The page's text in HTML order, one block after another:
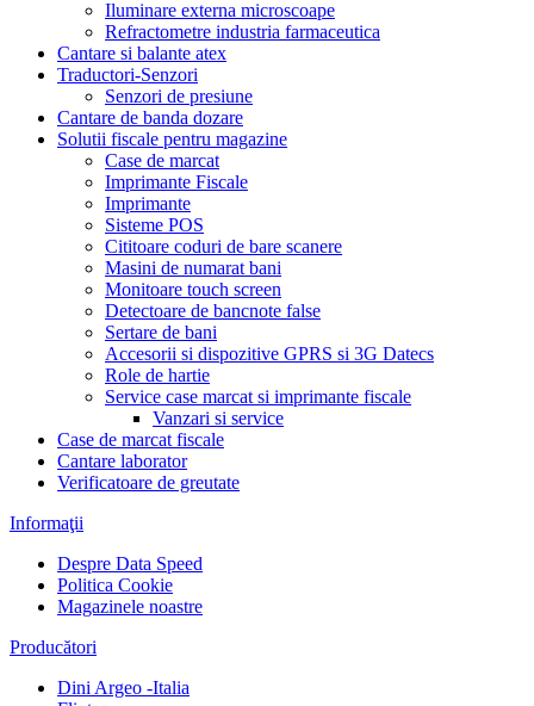
Iluminare externa microscoape
Refractometre industria farmaceutica
Cantare si balante atex
Traductori-Senzori
Senzori de presiune
Cantare de banda dozare
Solutii fiscale pentru magazine
Case de marcat
Imprimante Fiscale
Imprimante
Sisteme POS
Cititoare coduri de bare scanere
Masini de numarat bani
Monitoare touch screen
Detectoare de bancnote false
Sertare de bani
Accesorii si dispozitive GPRS si 3G Datecs
Role de hartie
Service case marcat si imprimante fiscale
Vanzari si service
Case de marcat fiscale
Cantare laborator
Verificatoare de greutate
Informaţii
Despre Data Speed
Politica Cookie
Magazinele noastre
Producători
Dini Argeo -Italia